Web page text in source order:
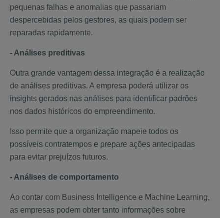
pequenas falhas e anomalias que passariam
despercebidas pelos gestores, as quais podem ser
reparadas rapidamente.
- Análises preditivas
Outra grande vantagem dessa integração é a realização
de análises preditivas. A empresa poderá utilizar os
insights gerados nas análises para identificar padrões
nos dados históricos do empreendimento.
Isso permite que a organização mapeie todos os
possíveis contratempos e prepare ações antecipadas
para evitar prejuízos futuros.
- Análises de comportamento
Ao contar com Business Intelligence e Machine Learning,
as empresas podem obter tanto informações sobre